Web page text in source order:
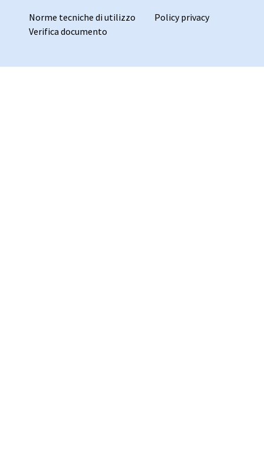
Norme tecniche di utilizzo
Policy privacy
Verifica documento